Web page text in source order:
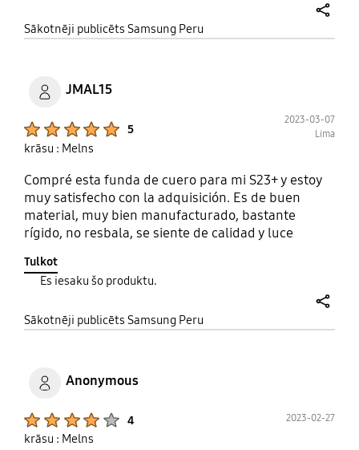
Sākotnēji publicēts Samsung Peru
JMAL15
5
2023-03-07
Lima
krāsu : Melns
Compré esta funda de cuero para mi S23+ y estoy
muy satisfecho con la adquisición. Es de buen
material, muy bien manufacturado, bastante
rígido, no resbala, se siente de calidad y luce
Tulkot
Es iesaku šo produktu.
Sākotnēji publicēts Samsung Peru
Anonymous
4 2023-02-27
krāsu : Melns